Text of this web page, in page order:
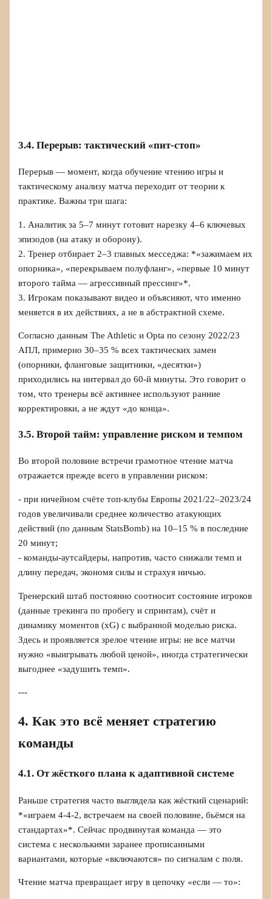
3.4. Перерыв: тактический «пит‑стоп»
Перерыв — момент, когда обучение чтению игры и
тактическому анализу матча переходит от теории к
практике. Важны три шага:
1. Аналитик за 5–7 минут готовит нарезку 4–6 ключевых
эпизодов (на атаку и оборону).
2. Тренер отбирает 2–3 главных месседжа: *«зажимаем их
опорника», «перекрываем полуфланг», «первые 10 минут
второго тайма — агрессивный прессинг»*.
3. Игрокам показывают видео и объясняют, что именно
меняется в их действиях, а не в абстрактной схеме.
Согласно данным The Athletic и Opta по сезону 2022/23
АПЛ, примерно 30–35 % всех тактических замен
(опорники, фланговые защитники, «десятки»)
приходились на интервал до 60‑й минуты. Это говорит о
том, что тренеры всё активнее используют ранние
корректировки, а не ждут «до конца».
3.5. Второй тайм: управление риском и темпом
Во второй половине встречи грамотное чтение матча
отражается прежде всего в управлении риском:
- при ничейном счёте топ‑клубы Европы 2021/22–2023/24
годов увеличивали среднее количество атакующих
действий (по данным StatsBomb) на 10–15 % в последние
20 минут;
- команды‑аутсайдеры, напротив, часто снижали темп и
длину передач, экономя силы и страхуя ничью.
Тренерский штаб постоянно соотносит состояние игроков
(данные трекинга по пробегу и спринтам), счёт и
динамику моментов (xG) с выбранной моделью риска.
Здесь и проявляется зрелое чтение игры: не все матчи
нужно «выигрывать любой ценой», иногда стратегически
выгоднее «задушить темп».
---
4. Как это всё меняет стратегию
команды
4.1. От жёсткого плана к адаптивной системе
Раньше стратегия часто выглядела как жёсткий сценарий:
*«играем 4‑4‑2, встречаем на своей половине, бьёмся на
стандартах»*. Сейчас продвинутая команда — это
система с несколькими заранее прописанными
вариантами, которые «включаются» по сигналам с поля.
Чтение матча превращает игру в цепочку «если — то»: